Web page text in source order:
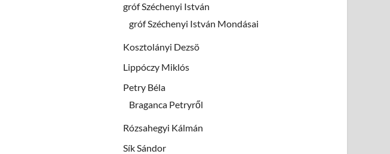
gróf Széchenyi István
gróf Széchenyi István Mondásai
Kosztolányi Dezsö
Lippóczy Miklós
Petry Béla
Braganca Petryről
Rózsahegyi Kálmán
Sík Sándor